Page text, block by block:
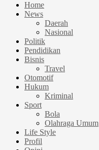
Home
News
Daerah
Nasional
Politik
Pendidikan
Bisnis
Travel
Otomotif
Hukum
Kriminal
Sport
Bola
Olahraga Umum
Life Style
Profil